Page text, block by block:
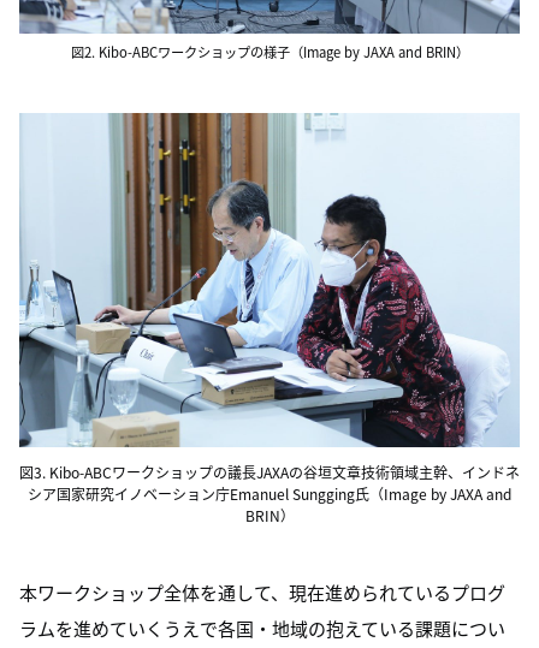
図2. Kibo-ABCワークショップの様子（Image by JAXA and BRIN）
図3. Kibo-ABCワークショップの議長JAXAの谷垣文章技術領域主幹、インドネ
シア国家研究イノベーション庁Emanuel Sungging氏（Image by JAXA and
BRIN）
本ワークショップ全体を通して、現在進められているプログ
ラムを進めていくうえで各国・地域の抱えている課題につい